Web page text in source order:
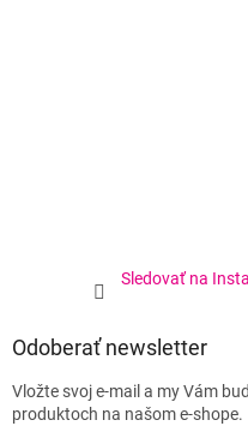
Sledovať na
Odoberať newsletter
Vložte svoj e-mail a my Vám
produktoch na našom e-shope.